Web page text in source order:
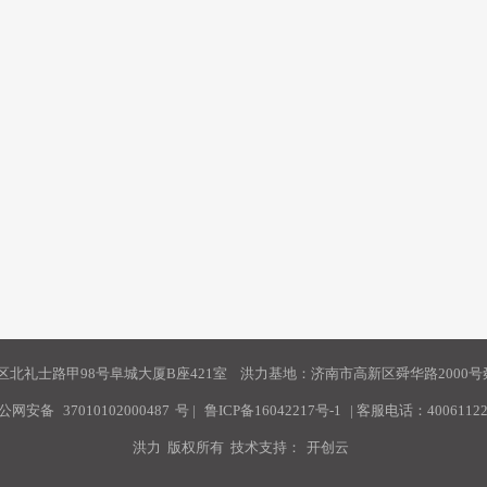
北礼士路甲98号阜城大厦B座421室 洪力基地：济南市高新区舜华路2000号
网安备 37010102000487 号 | 鲁ICP备16042217号-1 | 客服电话：
洪力 版权所有 技术支持： 开创云